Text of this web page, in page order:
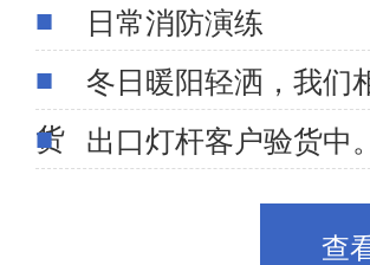
日常消防演练
冬日暖阳轻洒，我们
货
出口灯杆客户验货中。
查